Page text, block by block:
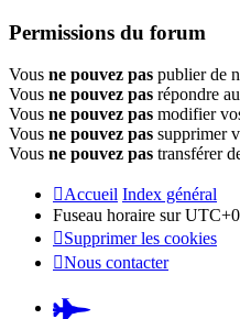
Permissions du forum
Vous ne pouvez pas publier de
Vous ne pouvez pas répondre
Vous ne pouvez pas modifier
Vous ne pouvez pas supprimer
Vous ne pouvez pas transférer
Accueil Index général
Fuseau horaire sur
Supprimer les cookies
Nous contacter
Pardus.at